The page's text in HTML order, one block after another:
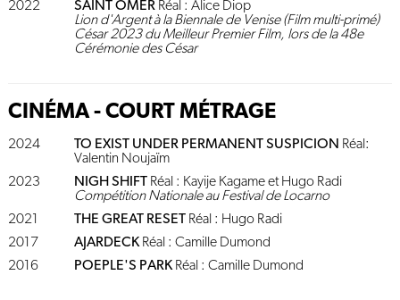
2022 SAINT OMERRéal : Alice Diop
Lion d'Argent à la Biennale de Venise (Film multi-primé)
César 2023 du Meilleur Premier Film, lors de la 48e
Cérémonie des César
CINÉMA - COURT MÉTRAGE
2024 TO EXIST UNDER PERMANENT SUSPICION Réal:
Valentin Noujaïm
2023
NIGH SHIFTRéal : Kayije Kagame et Hugo Radi
Compétition Nationale au Festival de Locarno
2021
THE GREAT RESETRéal : Hugo Radi
2017
AJARDECKRéal : Camille Dumond
2016
POEPLE'S PARKRéal : Camille Dumond